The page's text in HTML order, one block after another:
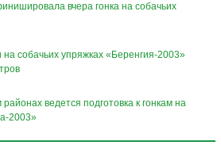
вчера гонка на собачьих
на собачьих упряжках «Беренгия-2003»
ведется подготовка к гонкам на
2003»